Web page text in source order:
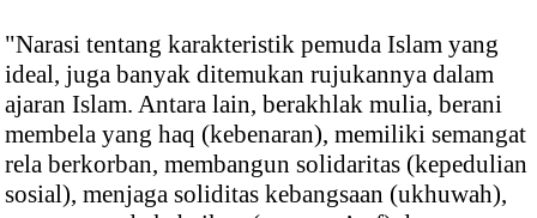
"Narasi tentang karakteristik pemuda Islam yang
ideal, juga banyak ditemukan rujukannya dalam
ajaran Islam. Antara lain, berakhlak mulia, berani
membela yang haq (kebenaran), memiliki semangat
rela berkorban, membangun solidaritas (kepedulian
sosial), menjaga soliditas kebangsaan (ukhuwah),